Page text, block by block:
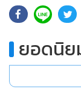
อุทัยธาราม) จึง
กับรถของคู่กรณี
อย่างไรก็ตาม แฟ
ระบุว่าคนในรถเ
ยอดนิย